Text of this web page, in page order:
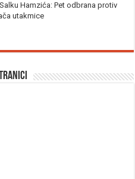
Hamzića: Pet odbrana protiv
utakmice